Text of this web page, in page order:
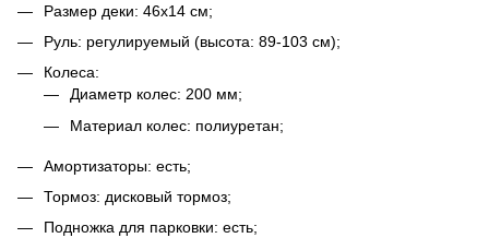
Размер деки: 46х14 см;
Руль: регулируемый (высота: 89-103 см);
Колеса:
Диаметр колес: 200 мм;
Материал колес: полиуретан;
Амортизаторы: есть;
Тормоз: дисковый тормоз;
Подножка для парковки: есть;